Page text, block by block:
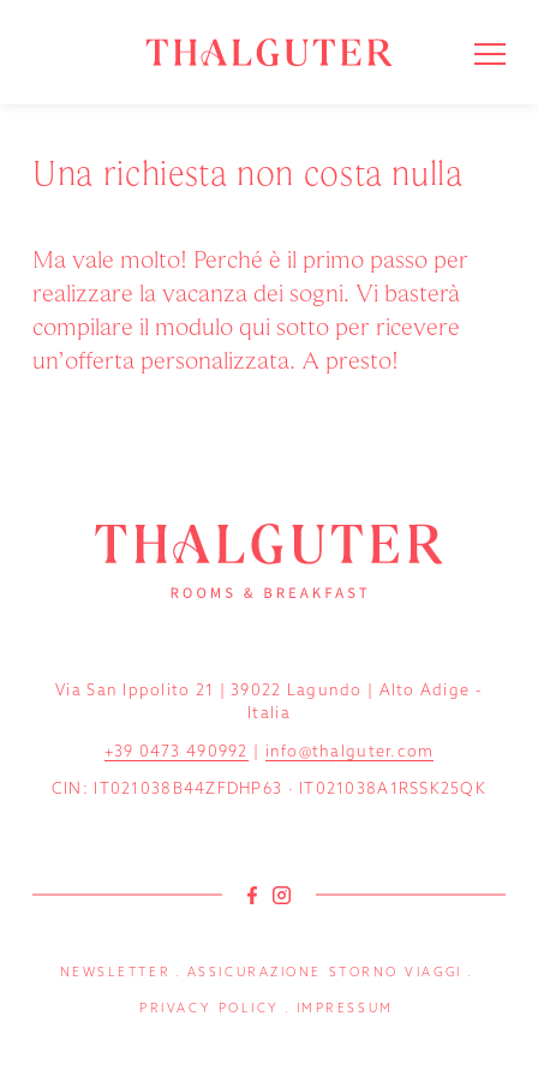
Una richiesta non costa nulla
Ma vale molto! Perché è il primo passo per
realizzare la vacanza dei sogni. Vi basterà
compilare il modulo qui sotto per ricevere
un’offerta personalizzata. A presto!
Via San Ippolito 21 | 39022 Lagundo | Alto Adige -
Italia
+39 0473 490992 info@thalguter.com
CIN: IT021038B44ZFDHP63 · IT021038A1RSSK25QK
NEWSLETTER ASSICURAZIONE STORNO VIAGGI
PRIVACY POLICY IMPRESSUM